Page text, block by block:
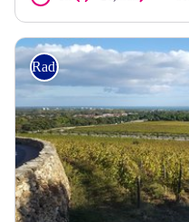
Radfahren